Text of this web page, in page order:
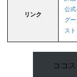
リンク
公
グ
ス
ココ